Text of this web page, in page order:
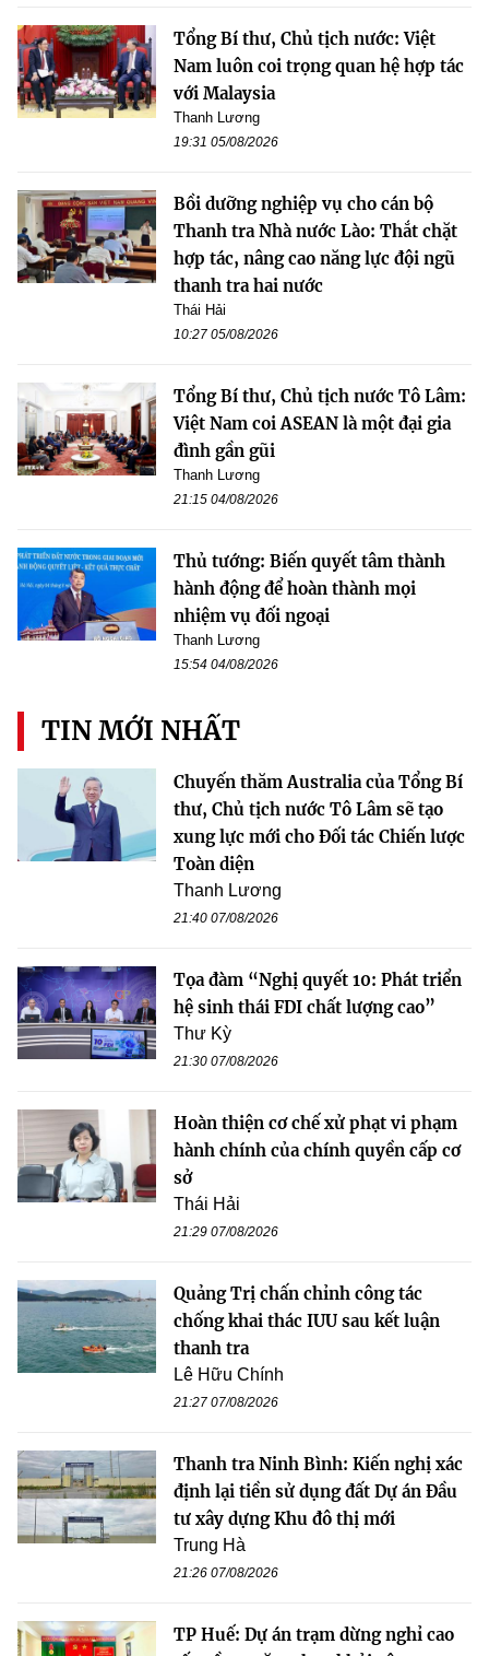
Tổng Bí thư, Chủ tịch nước: Việt
Nam luôn coi trọng quan hệ hợp tác
với Malaysia
Thanh Lương
19:31 05/08/2026
Bồi dưỡng nghiệp vụ cho cán bộ
Thanh tra Nhà nước Lào: Thắt chặt
hợp tác, nâng cao năng lực đội ngũ
thanh tra hai nước
Thái Hải
10:27 05/08/2026
Tổng Bí thư, Chủ tịch nước Tô Lâm:
Việt Nam coi ASEAN là một đại gia
đình gần gũi
Thanh Lương
21:15 04/08/2026
Thủ tướng: Biến quyết tâm thành
hành động để hoàn thành mọi
nhiệm vụ đối ngoại
Thanh Lương
15:54 04/08/2026
TIN MỚI NHẤT
Chuyến thăm Australia của Tổng Bí
thư, Chủ tịch nước Tô Lâm sẽ tạo
xung lực mới cho Đối tác Chiến lược
Toàn diện
Thanh Lương
21:40 07/08/2026
Tọa đàm “Nghị quyết 10: Phát triển
hệ sinh thái FDI chất lượng cao”
Thư Kỳ
21:30 07/08/2026
Hoàn thiện cơ chế xử phạt vi phạm
hành chính của chính quyền cấp cơ
sở
Thái Hải
21:29 07/08/2026
Quảng Trị chấn chỉnh công tác
chống khai thác IUU sau kết luận
thanh tra
Lê Hữu Chính
21:27 07/08/2026
Thanh tra Ninh Bình: Kiến nghị xác
định lại tiền sử dụng đất Dự án Đầu
tư xây dựng Khu đô thị mới
Trung Hà
21:26 07/08/2026
TP Huế: Dự án trạm dừng nghỉ cao